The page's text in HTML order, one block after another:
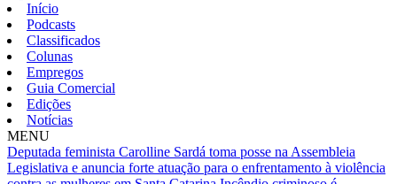
Início
Podcasts
Classificados
Colunas
Empregos
Guia Comercial
Edições
Notícias
MENU
Deputada feminista Carolline Sardá toma posse na Assembleia
Legislativa e anuncia forte atuação para o enfrentamento à violência